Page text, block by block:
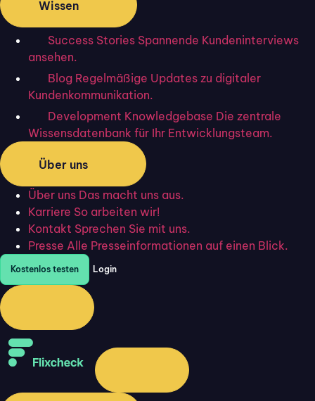
Wissen
Success Stories Spannende Kundeninterviews
ansehen.
Blog Regelmäßige Updates zu digitaler
Kundenkommunikation.
Development Knowledgebase Die zentrale
Wissensdatenbank für Ihr Entwicklungsteam.
Über uns
Über uns Das macht uns aus.
Karriere So arbeiten wir!
Kontakt Sprechen Sie mit uns.
Presse Alle Presseinformationen auf einen Blick.
Kostenlos testen Login
selbst
– Sie müssen dafür eine entsprechende
Software oder ein Tool nutzen. Die meistgenutzten
Umgebungen erklären wir Ihnen jeweils im Details.
Neben diesen Beispielen gibt es viele weitere
Lösungen und Programme mit ähnlichen
Funktionen.
Die Nutzung digitaler Unterschriften hat sich in
den letzten Jahren erheblich verbreitet, vor allem
auch auf Smartphones und Tablets. Die folgende
Anleitung bietet eineeinfache Schritt-für-
Schritt-Erklärungfür Excel, Google Docs und in
einer PDF auf einem Mac.
Auf dem Tablet in Excel
unterschreiben
Um auf einem Tablet in
einzufügen
die Unterschrift platziert werden soll.
Über das Menü „Einfügen“ können Sie eine
Unterschriftszeile hinzufügen, indem Sie die